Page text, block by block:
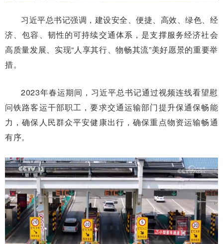
习近平总书记强调，建设安全、便捷、高效、绿色、经
济、包容、韧性的可持续交通体系，是支撑服务经济社会
高质量发展、实现“人享其行、物畅其流”美好愿景的重要举
措。
2023年春运期间，习近平总书记通过视频连线看望慰
问铁路客运干部职工，要求交通运输部门提升保通保畅能
力，确保人民群众平安健康出行，确保重点物资运输畅通
有序。